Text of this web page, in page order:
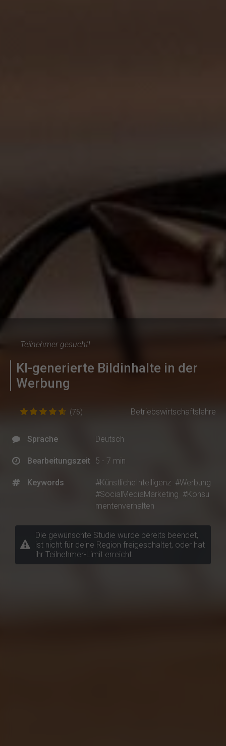
Teilnehmer gesucht!
KI-generierte Bildinhalte in der
Werbung
(76) Betriebswirtschaftslehre
Sprache Deutsch
Bearbeitungszeit 5 - 7 min
Keywords #KünstlicheIntelligenz #Werbung
#SocialMediaMarketing #Konsu
mentenverhalten
Die gewünschte Studie wurde bereits beendet,
ist nicht für deine Region freigeschaltet, oder hat
ihr Teilnehmer-Limit erreicht.